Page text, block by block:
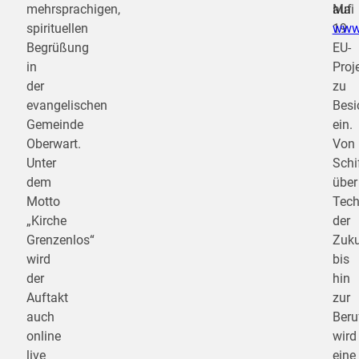
mehrsprachigen,
spirituellen
Begrüßung
in
der
evangelischen
Gemeinde
Oberwart.
Unter
dem
Motto
„Kirche
Grenzenlos“
wird
der
Auftakt
auch
online
live
Mai
19
EU-
zu
ein.
Von
über
der
bis
hin
zur
wird
eine
auf